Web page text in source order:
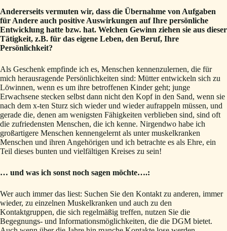
Andererseits vermuten wir, dass die Übernahme von Aufgaben
für Andere auch positive Auswirkungen auf Ihre persönliche
Entwicklung hatte bzw. hat. Welchen Gewinn ziehen sie aus dieser
Tätigkeit, z.B. für das eigene Leben, den Beruf, Ihre
Persönlichkeit?
Als Geschenk empfinde ich es, Menschen kennenzulernen, die für
mich herausragende Persönlichkeiten sind: Mütter entwickeln sich zu
Löwinnen, wenn es um ihre betroffenen Kinder geht; junge
Erwachsene stecken selbst dann nicht den Kopf in den Sand, wenn sie
nach dem x-ten Sturz sich wieder und wieder aufrappeln müssen, und
gerade die, denen am wenigsten Fähigkeiten verblieben sind, sind oft
die zufriedensten Menschen, die ich kenne. Nirgendwo habe ich
großartigere Menschen kennengelernt als unter muskelkranken
Menschen und ihren Angehörigen und ich betrachte es als Ehre, ein
Teil dieses bunten und vielfältigen Kreises zu sein!
… und was ich sonst noch sagen möchte….:
Wer auch immer das liest: Suchen Sie den Kontakt zu anderen, immer
wieder, zu einzelnen Muskelkranken und auch zu den
Kontaktgruppen, die sich regelmäßig treffen, nutzen Sie die
Begegnungs- und Informationsmöglichkeiten, die die DGM bietet.